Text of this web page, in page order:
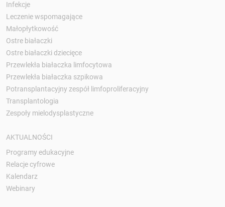
Infekcje
Leczenie wspomagające
Małopłytkowość
Ostre białaczki
Ostre białaczki dziecięce
Przewlekła białaczka limfocytowa
Przewlekła białaczka szpikowa
Potransplantacyjny zespół limfoproliferacyjny
Transplantologia
Zespoły mielodysplastyczne
AKTUALNOŚCI
Programy edukacyjne
Relacje cyfrowe
Kalendarz
Webinary